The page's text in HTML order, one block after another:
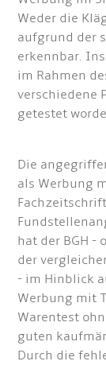
Weder die
aufgrund der
erkennbar.
im Rahmen
verschiedene
getestet
Die
als Werbung
hat der BGH -
der
- im Hinblick
Werbung mit
Warentest
guten
Durch die